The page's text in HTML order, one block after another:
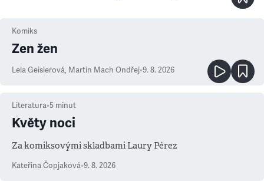
Komiks
Zen žen
Lela Geislerová, Martin Mach Ondřej•9. 8. 2026
Literatura•5 minut
Květy noci
Za komiksovými skladbami Laury Pérez
Kateřina Čopjaková•9. 8. 2026